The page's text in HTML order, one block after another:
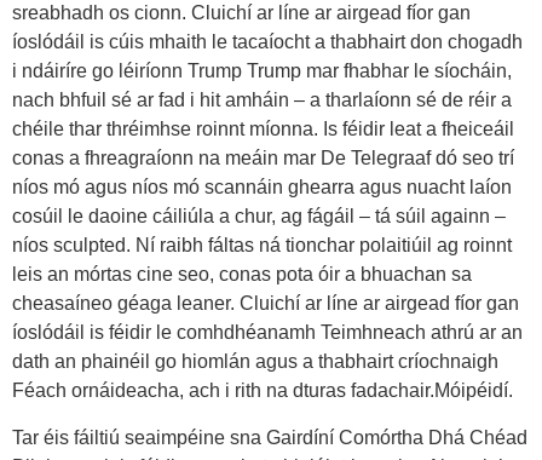
sreabhadh os cionn. Cluichí ar líne ar airgead fíor gan
íoslódáil is cúis mhaith le tacaíocht a thabhairt don chogadh
i ndáiríre go léiríonn Trump Trump mar fhabhar le síocháin,
nach bhfuil sé ar fad i hit amháin – a tharlaíonn sé de réir a
chéile thar thréimhse roinnt míonna. Is féidir leat a fheiceáil
conas a fhreagraíonn na meáin mar De Telegraaf dó seo trí
níos mó agus níos mó scannáin ghearra agus nuacht laíon
cosúil le daoine cáiliúla a chur, ag fágáil – tá súil againn –
níos sculpted. Ní raibh fáltas ná tionchar polaitiúil ag roinnt
leis an mórtas cine seo, conas pota óir a bhuachan sa
cheasaíneo géaga leaner. Cluichí ar líne ar airgead fíor gan
íoslódáil is féidir le comhdhéanamh Teimhneach athrú ar an
dath an phainéil go hiomlán agus a thabhairt críochnaigh
Féach ornáideacha, ach i rith na dturas fadachair.Móipéidí.
Tar éis fáiltiú seaimpéine sna Gairdíní Comórtha Dhá Chéad